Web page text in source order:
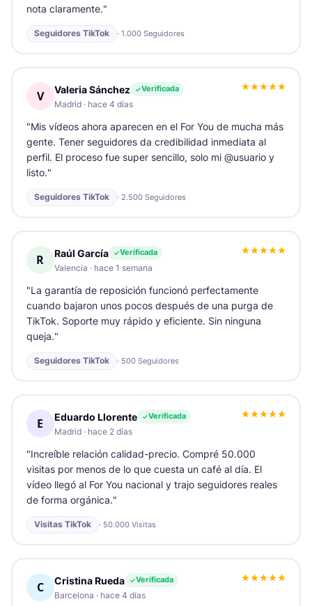
nota claramente."
Seguidores TikTok · 1.000 Seguidores
V Valeria Sánchez Verificada
Madrid· hace 4 días
"Mis vídeos ahora aparecen en el For You de mucha más
gente. Tener seguidores da credibilidad inmediata al
perfil. El proceso fue super sencillo, solo mi @usuario y
listo."
Seguidores TikTok · 2.500 Seguidores
R Raúl García Verificada
Valencia · hace 1 semana
"La garantía de reposición funcionó perfectamente
cuando bajaron unos pocos después de una purga de
TikTok. Soporte muy rápido y eficiente. Sin ninguna
queja."
Seguidores TikTok · 500 Seguidores
E Eduardo Llorente Verificada
Madrid· hace 2 días
"Increíble relación calidad-precio. Compré 50.000
visitas por menos de lo que cuesta un café al día. El
vídeo llegó al For You nacional y trajo seguidores reales
de forma orgánica."
Visitas TikTok · 50.000 Visitas
C Cristina Rueda Verificada
Barcelona · hace 4 días